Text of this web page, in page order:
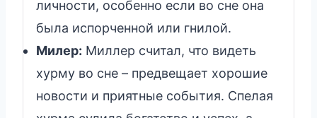
личности, особенно если во сне она
была испорченной или гнилой.
Милер: Миллер считал, что видеть
хурму во сне – предвещает хорошие
новости и приятные события. Спелая